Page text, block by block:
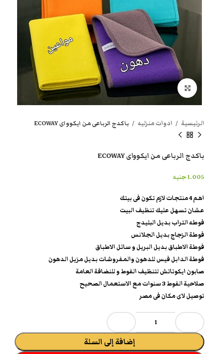
انقر هنا لتكبير الصورة
الرئيسية ادوات منزليه باكدج الرباعى من ايكوواى ECOWAY
باكدج الرباعى من ايكوواى ECOWAY
1.005جنيه
اهم 4 منتجات لازم تكون فى بيتك
عشان تسهل عليك تنظيف البيت
فوطه التراب بديل البليدج
فوطة الزجاج بديل الجلانس
فوطة الاطباق بديل البريل و سائل الاطباق
فوطة الدابل فيس للدهون والمفروشات بديل مزيل الدهون
صابون ايكوتاتش لتنظيف الفوط و للنضافة العامة
صلاحية الفوط 3 سنوات مع الاستعمال الصحيح
توصيل لاى مكان فى مصر
إضافة إلى السلة